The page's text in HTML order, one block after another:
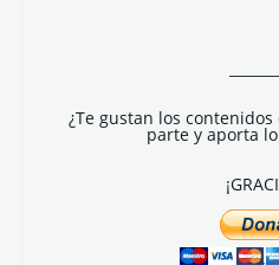
¿Te gustan los contenidos
parte y aporta